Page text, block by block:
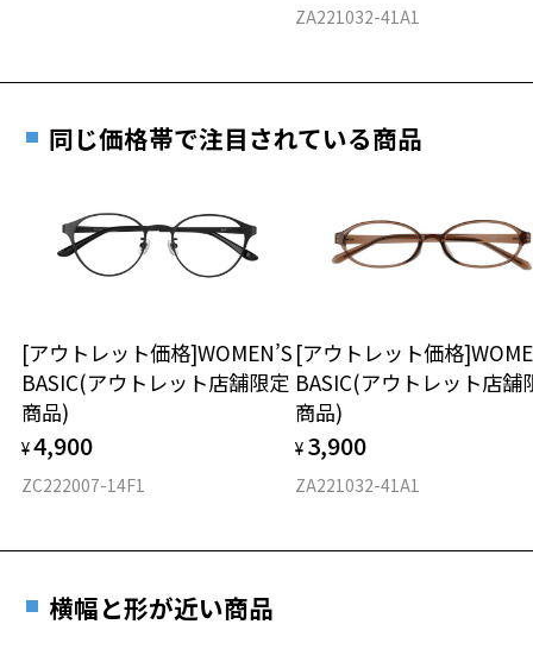
24.2g
※着脱式サングラス：デモレンズ、アタッチメント込みの重さ
タイプ
材質
フロント素材：アセテート
安心3 かかり具合調整無料
す。
もっと見る
お近くのZoff実店舗にて度数を測定いただけます（無料）。
その際は記入用紙をダウンロードしてお使いください。
ダウンロード
ZA221032-41A1
同じ価格帯で注目されている商品
[アウトレット価格]WOMEN’S
BASIC(アウトレット店舗限定
商品)
¥4,900
ZC222007-14F1
[アウトレット価格
BASIC(アウトレット店舗
商品)
¥ 3,900
ZA221032-41A1
横幅と形が近い商品